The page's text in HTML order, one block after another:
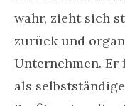
wahr, zieht sich
zurück und
Unternehmen.
als